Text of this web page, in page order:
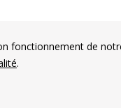
fonctionnement de
.